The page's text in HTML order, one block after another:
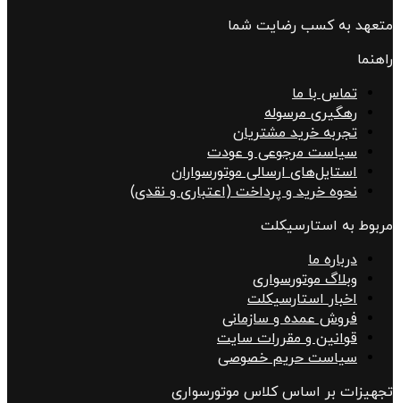
متعهد به کسب رضایت شما
راهنما
تماس با ما
رهگیری مرسوله
تجربه خرید مشتریان
سیاست مرجوعی و عودت
استایل‌های ارسالی موتورسواران
نحوه خرید و پرداخت (اعتباری و نقدی)
مربوط به استارسیکلت
درباره ما
وبلاگ موتورسواری
اخبار استارسیکلت
فروش عمده و سازمانی
قوانین و مقررات سایت
سیاست حریم خصوصی
تجهیزات بر اساس کلاس موتورسواری